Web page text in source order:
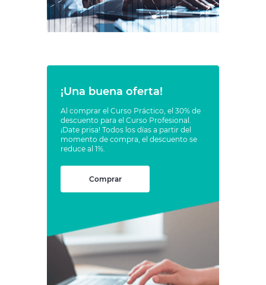
¡Una buena oferta!
Al comprar el Curso Práctico, el 30% de
descuento para el Curso Profesional.
¡Date prisa! Todos los días a partir del
momento de compra, el descuento se
reduce al 1%.
Comprar